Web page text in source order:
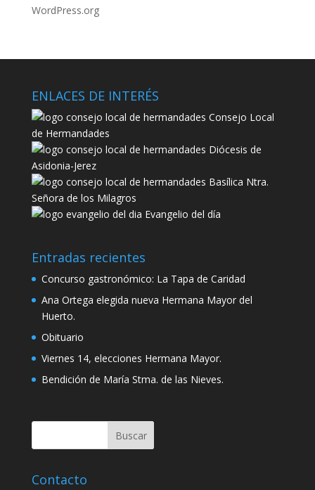
WordPress.org
ENLACES DE INTERÉS
Consejo Local
de Hermandades
Diócesis de
Asidonia-Jerez
Basílica Ntra.
Señora de los Milagros
Evangelio del día
Entradas recientes
Concurso gastronómico: La Tapa de Caridad
Ana Ortega elegida nueva Hermana Mayor del
Huerto.
Obituario
Viernes 14, elecciones Hermana Mayor.
Bendición de María Stma. de las Nieves.
Contacto